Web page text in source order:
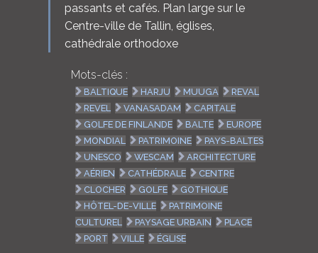
passants et cafés. Plan large sur le
Centre-ville de Tallin, églises,
cathédrale orthodoxe
Mots-clés :
BALTIQUE HARJU MUUGA
REVAL
REVEL
VANASADAM
CAPITALE
GOLFE DE FINLANDE
BALTE
EUROPE
MONDIAL
PATRIMOINE
PAYS-BALTES
UNESCO
WESCAM
ARCHITECTURE
AÉRIEN
CATHÉDRALE
CENTRE
CLOCHER
GOLFE
GOTHIQUE
HÔTEL-DE-VILLE
PATRIMOINE
CULTUREL
PAYSAGE URBAIN
PLACE
PORT
VILLE ÉGLISE